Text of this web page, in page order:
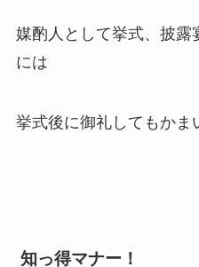
媒酌人として挙式、披露
には
挙式後に御礼してもかま
知っ得マナー！